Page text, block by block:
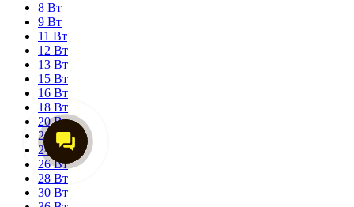
8 Вт
9 Вт
11 Вт
12 Вт
13 Вт
15 Вт
16 Вт
18 Вт
20 Вт
21 Вт
24 Вт
26 Вт
28 Вт
30 Вт